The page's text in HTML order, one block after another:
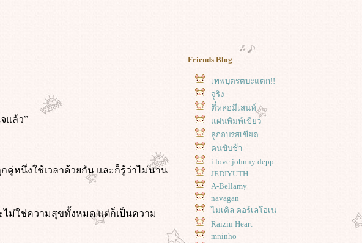
แล้ว”
คู่หนึ่งใช้เวลาด้วยกัน และก็รู้ว่าไม่นาน
ไม่ใช่ความสุขทั้งหมด แต่ก็เป็นความ
Friends Blog
เทพบุตรตบะแตก!!
จูริง
ตี๋หล่อมีเสน่ห์
ผ่นพิมพ์เขียว
ลูกอบรสเขียด
คนขับช้า
i love johnny depp
JEDIYUTH
A-Bellamy
navagan
ไมเคิล คอร์เลโอเน
Raizin Heart
mninho